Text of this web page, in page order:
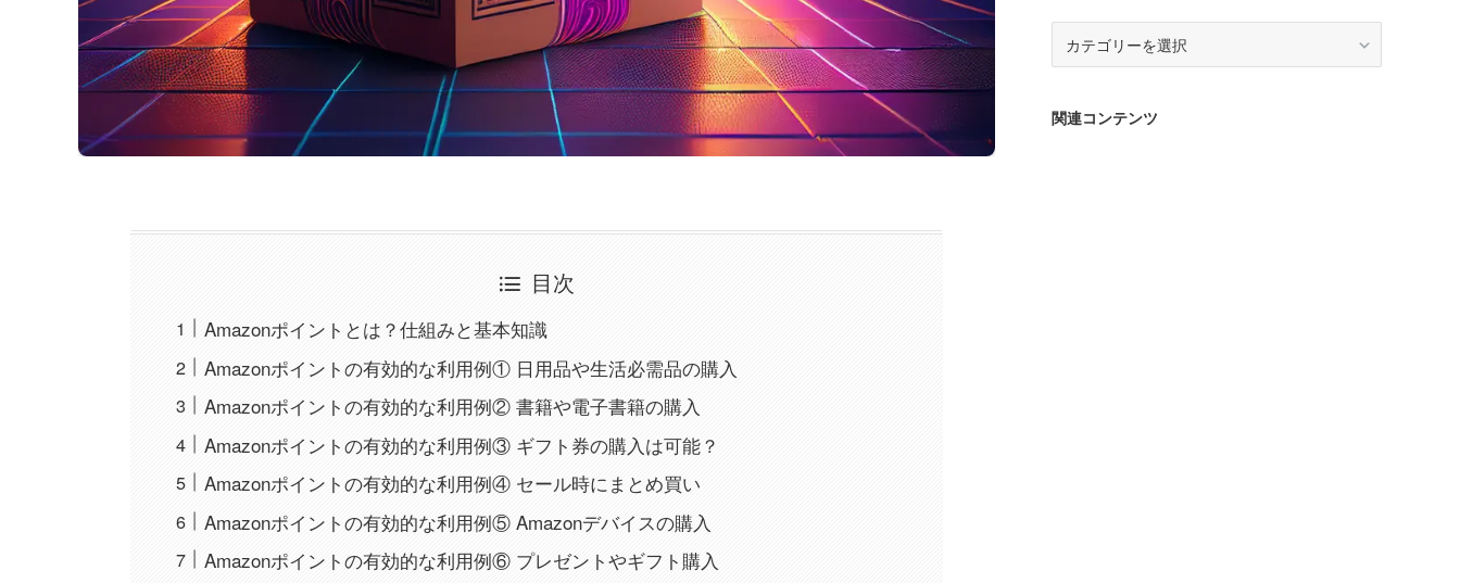
目次
Amazonポイントとは？仕組みと基本知識
Amazonポイントの有効的な利用例① 日用品や生活必需品の購入
Amazonポイントの有効的な利用例② 書籍や電子書籍の購入
Amazonポイントの有効的な利用例③ ギフト券の購入は可能？
Amazonポイントの有効的な利用例④ セール時にまとめ買い
Amazonポイントの有効的な利用例⑤ Amazonデバイスの購入
Amazonポイントの有効的な利用例⑥ プレゼントやギフト購入
ー
関連コンテンツ